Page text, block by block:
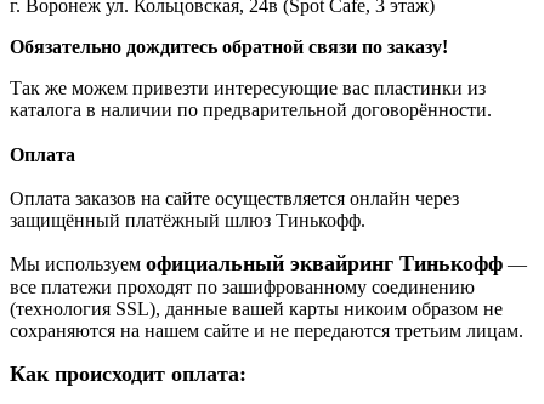
г. Воронеж ул. Кольцовская, 24в (Spot Cafe, 3 этаж)
Обязательно дождитесь обратной связи по заказу!
Так же можем привезти интересующие вас пластинки из
каталога в наличии по предварительной договорённости.
Оплата
Оплата заказов на сайте осуществляется онлайн через
защищённый платёжный шлюз Тинькофф.
Мы используем официальный эквайринг Тинькофф —
все платежи проходят по зашифрованному соединению
(технология SSL), данные вашей карты никоим образом не
сохраняются на нашем сайте и не передаются третьим лицам.
Как происходит оплата: